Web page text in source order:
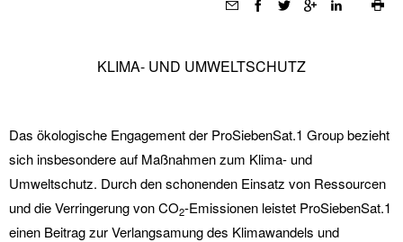
KLIMA- UND UMWELTSCHUTZ
Das ökologische Engagement der ProSiebenSat.1 Group bezieht
sich insbesondere auf Maßnahmen zum Klima- und
Umweltschutz. Durch den schonenden Einsatz von Ressourcen
und die Verringerung von CO2-Emissionen leistet ProSiebenSat.1
einen Beitrag zur Verlangsamung des Klimawandels und